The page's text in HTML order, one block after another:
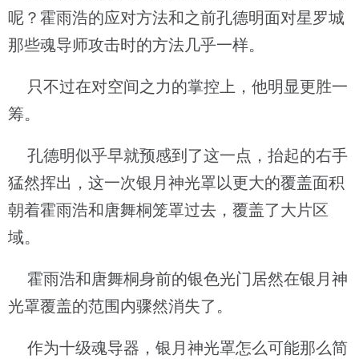
呢？霍雨浩的应对方法和之前孔德明面对星罗城
那些魂导师攻击时的方法几乎一样。
只不过在对空间之力的掌控上，他明显更胜一
筹。
孔德明似乎早就预感到了这一点，抬起的右手
猛然挥出，这一次银月神光罩以更大的覆盖面积
朝着霍雨浩和唐舞桐笼罩过去，覆盖了大片区
域。
霍雨浩和唐舞桐身前的银色光门居然在银月神
光罩覆盖的范围内骤然消失了。
作为十级魂导器，银月神光罩怎么可能那么简